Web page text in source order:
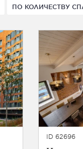
ПО КОЛИЧЕСТВУ
ID 62696